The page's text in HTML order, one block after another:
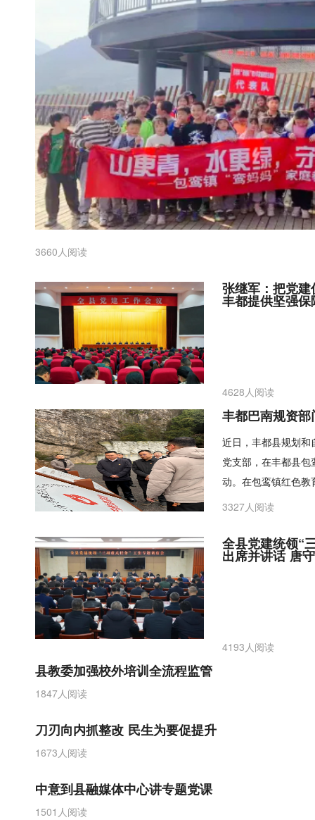
3660人阅读
张继军：把党
丰都提供坚强保
4628人阅读
丰都巴南规资
近日，丰都县规划
党支部，在丰都县包
动。在包鸾镇红色
3327人阅读
全县党建统领“
出席并讲话 唐
4193人阅读
县教委加强校外培训全流程监管
1847人阅读
刀刃向内抓整改 民生为要促提升
1673人阅读
中意到县融媒体中心讲专题党课
1501人阅读